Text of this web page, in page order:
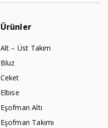
Ürünler
Alt – Üst Takım
Bluz
Ceket
Elbise
Eşofman Altı
Eşofman Takımı